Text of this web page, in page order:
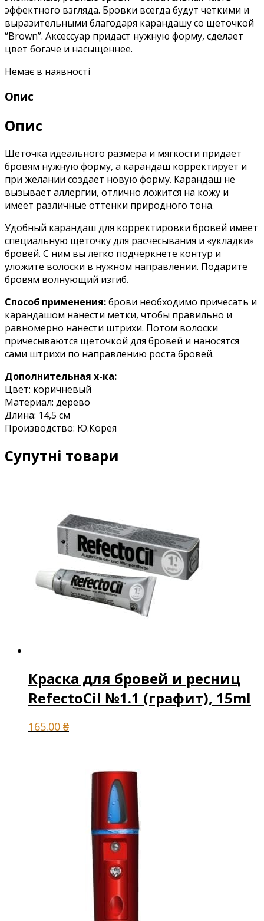
эффектного взгляда. Бровки всегда будут четкими и
выразительными благодаря карандашу со щеточкой
“Brown”. Аксессуар придаст нужную форму, сделает
цвет богаче и насыщеннее.
Немає в наявності
Опис
Опис
Щеточка идеального размера и мягкости придает
бровям нужную форму, а карандаш корректирует и
при желании создает новую форму. Карандаш не
вызывает аллергии, отлично ложится на кожу и
имеет различные оттенки природного тона.
Удобный карандаш для корректировки бровей имеет
специальную щеточку для расчесывания и «укладки»
бровей. С ним вы легко подчеркнете контур и
уложите волоски в нужном направлении. Подарите
бровям волнующий изгиб.
Способ применения:брови необходимо причесать и
карандашом нанести метки, чтобы правильно и
равномерно нанести штрихи. Потом волоски
причесываются щеточкой для бровей и наносятся
сами штрихи по направлению роста бровей.
Дополнительная х-ка:
Цвет: коричневый
Материал: дерево
Длина: 14,5 см
Производство: Ю.Корея
Супутні товари
Краска для бровей и ресниц
RefectoCil №1.1 (графит), 15ml
165.00 ₴